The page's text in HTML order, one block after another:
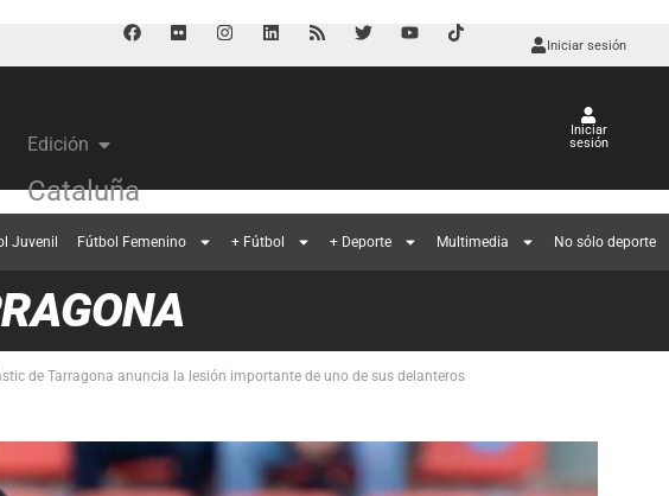
Iniciar sesión
Edición
Cataluña
Iniciar
sesión
Juvenil Fútbol Femenino + Fútbol + Deporte Multimedia No sólo deporte
de Tarragona anuncia la lesión importante de uno de sus delanteros